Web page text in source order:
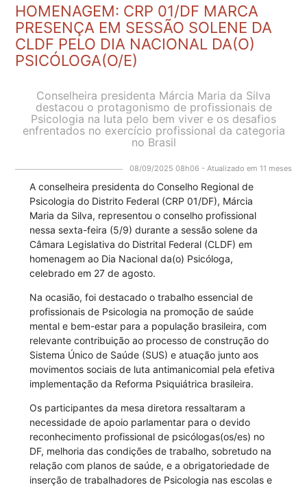
HOMENAGEM: CRP 01/DF MARCA
PRESENÇA EM SESSÃO SOLENE DA
CLDF PELO DIA NACIONAL DA(O)
PSICÓLOGA(O/E)
Conselheira presidenta Márcia Maria da Silva
destacou o protagonismo de profissionais de
Psicologia na luta pelo bem viver e os desafios
enfrentados no exercício profissional da categoria
no Brasil
08/09/2025 08h06 - Atualizado em 11 meses
A conselheira presidenta do Conselho Regional de
Psicologia do Distrito Federal (CRP 01/DF), Márcia
Maria da Silva, representou o conselho profissional
nessa sexta-feira (5/9) durante a sessão solene da
Câmara Legislativa do Distrital Federal (CLDF) em
homenagem ao Dia Nacional da(o) Psicóloga,
celebrado em 27 de agosto.
Na ocasião, foi destacado o trabalho essencial de
profissionais de Psicologia na promoção de saúde
mental e bem-estar para a população brasileira, com
relevante contribuição ao processo de construção do
Sistema Único de Saúde (SUS) e atuação junto aos
movimentos sociais de luta antimanicomial pela efetiva
implementação da Reforma Psiquiátrica brasileira.
Os participantes da mesa diretora ressaltaram a
necessidade de apoio parlamentar para o devido
reconhecimento profissional de psicólogas(os/es) no
DF, melhoria das condições de trabalho, sobretudo na
relação com planos de saúde, e a obrigatoriedade de
inserção de trabalhadores de Psicologia nas escolas e